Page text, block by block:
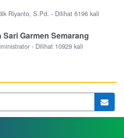
Riyanto, S.Pd. - Dilihat 6196 kali
Garmen Semarang
- Dilihat 10929 kali